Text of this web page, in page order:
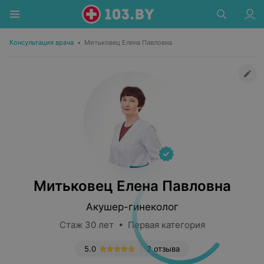
Консультация врача • Митьковец Елена Павловна
Митьковец Елена Павловна
Акушер-гинеколог
Стаж 30 лет • Первая категория
2 отзыва
5.0